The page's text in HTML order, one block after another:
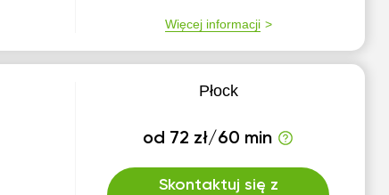
Więcej informacji
Płock
od 72 zł/60 min
Skontaktuj się z